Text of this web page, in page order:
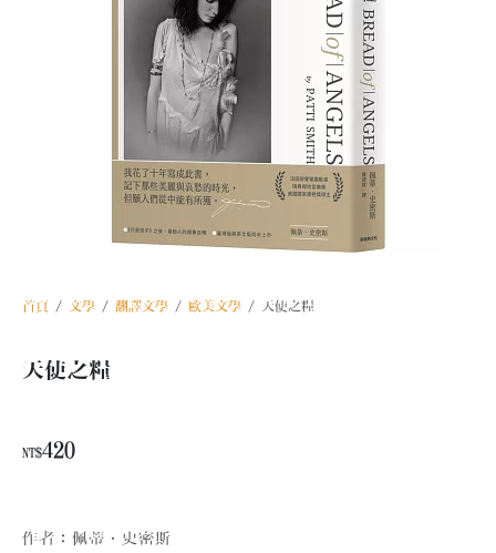
首頁 / 文學 / 翻譯文學 / 歐美文學 / 天使之糧
天使之糧
NT$420
作者：佩蒂．史密斯